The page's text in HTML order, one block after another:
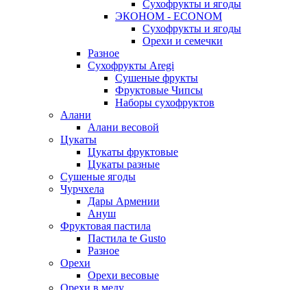
Сухофрукты и ягоды
ЭКОНОМ - ECONOM
Сухофрукты и ягоды
Орехи и семечки
Разное
Сухофрукты Aregi
Сушеные фрукты
Фруктовые Чипсы
Наборы сухофруктов
Алани
Алани весовой
Цукаты
Цукаты фруктовые
Цукаты разные
Сушеные ягоды
Чурчхела
Дары Армении
Ануш
Фруктовая пастила
Пастила te Gusto
Разное
Орехи
Орехи весовые
Орехи в меду